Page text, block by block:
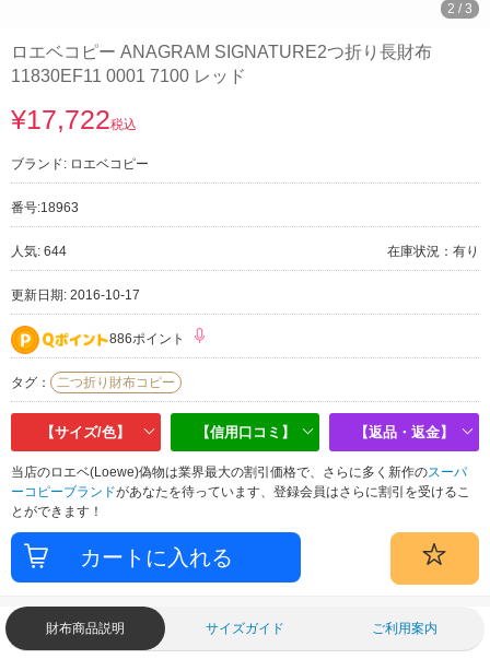
3 / 3
ロエベコピー ANAGRAM SIGNATURE2つ折り長財布
11830EF11 0001 7100 レッド
¥17,722税込
ブランド: ロエベコピー
番号:18963
人気: 644 在庫状況：有り
更新日期: 2016-10-17
886ポイント
タグ： 二つ折り財布コピー
【サイズ/色】 【信用口コミ】 【返品・返金】
当店のロエベ(Loewe)偽物は業界最大の割引価格で、さらに多く新作のスーパ
ーコピーブランドがあなたを待っています、登録会員はさらに割引を受けるこ
とができます！
財布商品説明 サイズガイド ご利用案内